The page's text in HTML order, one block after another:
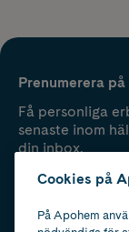
Prenumerera
Få personliga
senaste inom
din inbox.
Cookies på
På Apohem